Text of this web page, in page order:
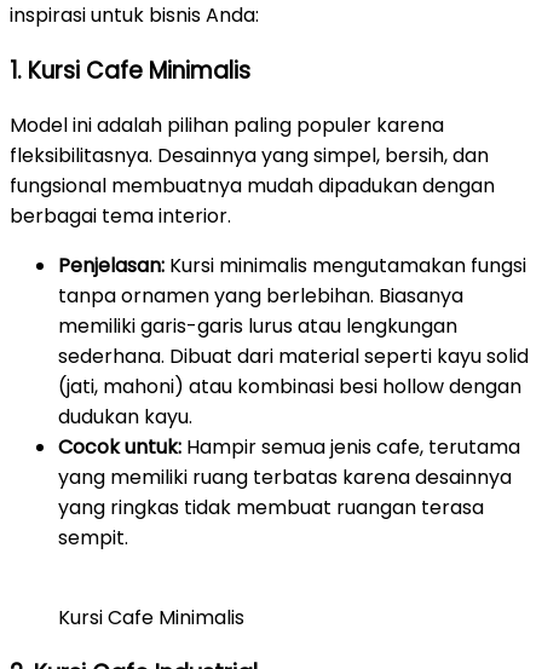
inspirasi untuk bisnis Anda:
1. Kursi Cafe Minimalis
Model ini adalah pilihan paling populer karena
fleksibilitasnya. Desainnya yang simpel, bersih, dan
fungsional membuatnya mudah dipadukan dengan
berbagai tema interior.
Penjelasan: Kursi minimalis mengutamakan fungsi
tanpa ornamen yang berlebihan. Biasanya
memiliki garis-garis lurus atau lengkungan
sederhana. Dibuat dari material seperti kayu solid
(jati, mahoni) atau kombinasi besi hollow dengan
dudukan kayu.
Cocok untuk: Hampir semua jenis cafe, terutama
yang memiliki ruang terbatas karena desainnya
yang ringkas tidak membuat ruangan terasa
sempit.
Kursi Cafe Minimalis